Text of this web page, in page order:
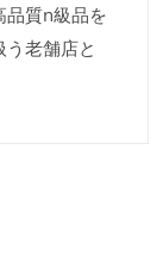
品質n級品を
老舗店と